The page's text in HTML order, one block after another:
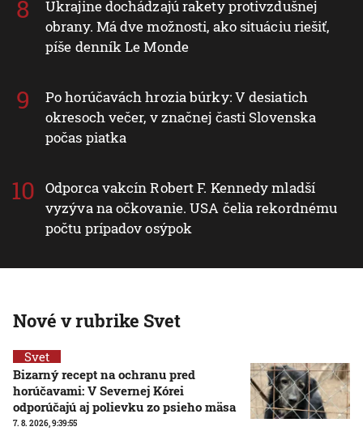
Ukrajine dochádzajú rakety protivzdušnej
obrany. Má dve možnosti, ako situáciu riešiť,
píše denník Le Monde
Po horúčavách hrozia búrky: V desiatich
okresoch večer, v značnej časti Slovenska
počas piatka
Odporca vakcín Robert F. Kennedy mladší
vyzýva na očkovanie. USA čelia rekordnému
počtu prípadov osýpok
Nové v rubrike Svet
Svet
Bizarný recept na ochranu pred
horúčavami: V Severnej Kórei
odporúčajú aj polievku zo psieho mäsa
7. 8. 2026, 9:39:55